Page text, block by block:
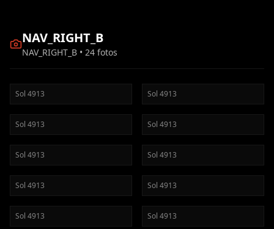
NAV_RIGHT_B
NAV_RIGHT_B • 24 fotos
Sol 4913 Sol 4913
Sol 4913 Sol 4913
Sol 4913 Sol 4913
Sol 4913 Sol 4913
Sol 4913 Sol 4913